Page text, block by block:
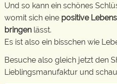
Und so kann ein schönes
womit sich eine positive
bringen lässt.
Es ist also ein bisschen wie
Besuche also gleich jetzt den
Lieblingsmanufaktur und